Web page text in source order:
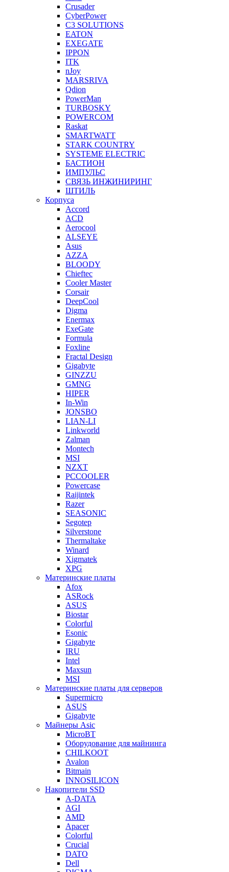
Crusader
CyberPower
C3 SOLUTIONS
EATON
EXEGATE
IPPON
ITK
nJoy
MARSRIVA
Qdion
PowerMan
TURBOSKY
POWERCOM
Raskat
SMARTWATT
STARK COUNTRY
SYSTEME ELECTRIC
БАСТИОН
ИМПУЛЬС
СВЯЗЬ ИНЖИНИРИНГ
ШТИЛЬ
Корпуса
Accord
ACD
Aerocool
ALSEYE
Asus
AZZA
BLOODY
Chieftec
Cooler Master
Corsair
DeepCool
Digma
Enermax
ExeGate
Formula
Foxline
Fractal Design
Gigabyte
GINZZU
GMNG
HIPER
In-Win
JONSBO
LIAN-LI
Linkworld
Zalman
Montech
MSI
NZXT
PCCOOLER
Powercase
Raijintek
Razer
SEASONIC
Segotep
Silverstone
Thermaltake
Winard
Xigmatek
XPG
Материнские платы
Afox
ASRock
ASUS
Biostar
Colorful
Esonic
Gigabyte
IRU
Intel
Maxsun
MSI
Материнские платы для серверов
Supermicro
ASUS
Gigabyte
Майнеры Asic
MicroBT
Оборудование для майнинга
CHILKOOT
Avalon
Bitmain
INNOSILICON
Накопители SSD
A-DATA
AGI
AMD
Apacer
Colorful
Crucial
DATO
Dell